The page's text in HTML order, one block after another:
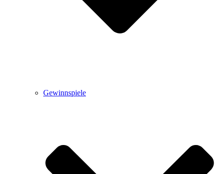
Gewinnspiele